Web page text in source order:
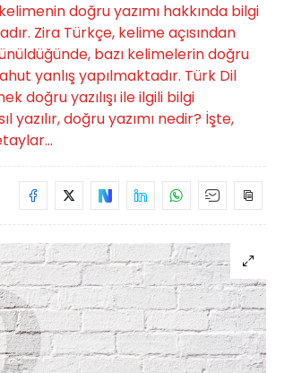
doğru yazımı hakkında bilgi
Zira Türkçe, kelime açısından
bazı kelimelerin doğru
yanlış yapılmaktadır. Türk Dil
doğru yazılışı ile ilgili bilgi
yazılır, doğru yazımı nedir? İşte,